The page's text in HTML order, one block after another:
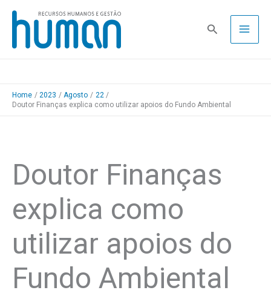
Skip
content
Pesquisa
Home 2023 Agosto
22
Doutor Finanças explica como utilizar apoios do Fundo Ambiental
Doutor Finanças
explica como
utilizar apoios do
Fundo Ambiental